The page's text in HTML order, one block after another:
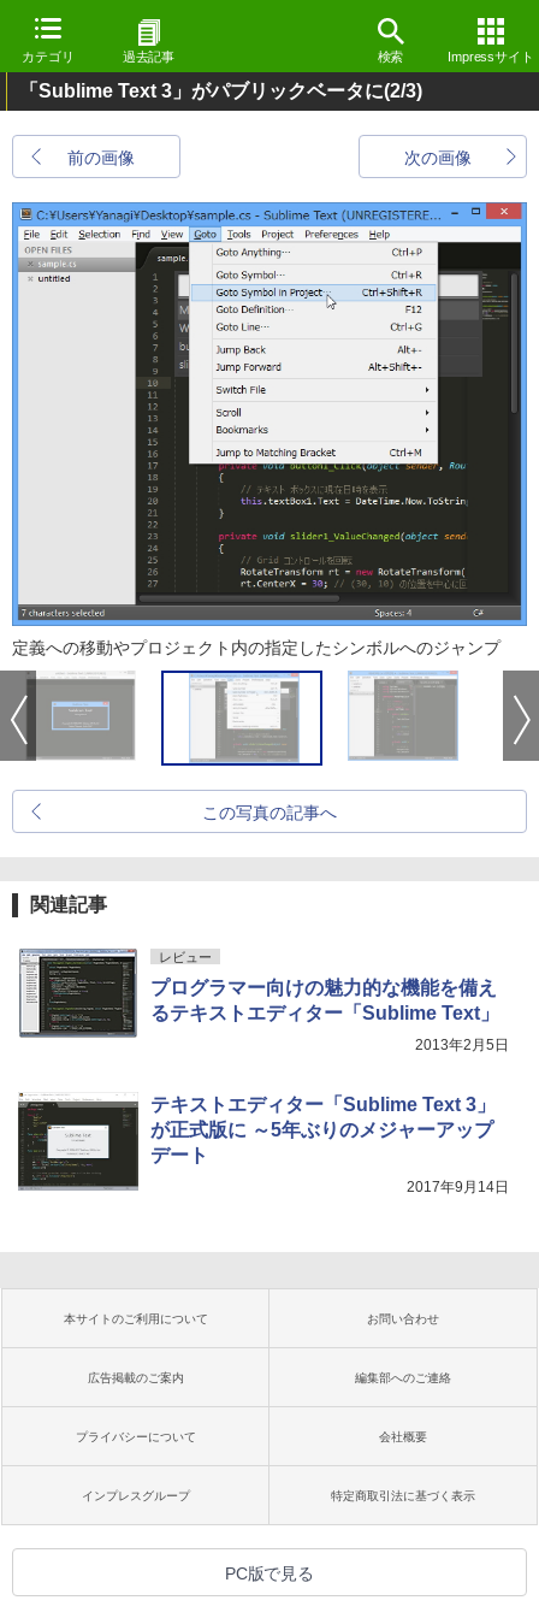
カテゴリ 過去記事 検索 Impressサイト
「Sublime Text 3」がパブリックベータに(2/3)
前の画像 次の画像
定義への移動やプロジェクト内の指定したシンボルへのジャンプ
この写真の記事へ
関連記事
レビュー
プログラマー向けの魅力的な機能を備え
るテキストエディター「Sublime Text」
2013年2月5日
テキストエディター「Sublime Text 3」
が正式版に ～5年ぶりのメジャーアップ
デート
2017年9月14日
本サイトのご利用について お問い合わせ
広告掲載のご案内 編集部へのご連絡
プライバシーについて 会社概要
インプレスグループ 特定商取引法に基づく表示
PC版で見る